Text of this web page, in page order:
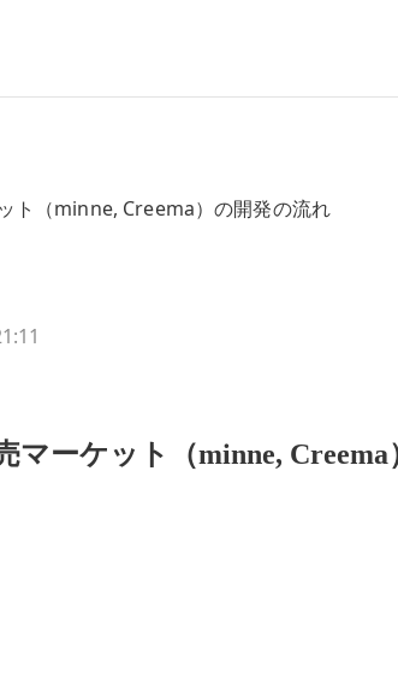
ト（minne, Creema）の開発の流れ
マーケット（minne, Creema